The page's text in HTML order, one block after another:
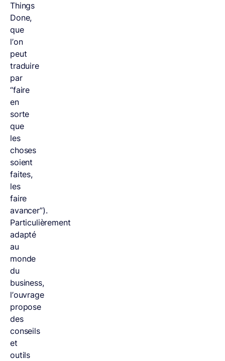
Things
Done,
que
l’on
peut
traduire
par
“faire
en
sorte
que
les
choses
soient
faites,
les
faire
avancer”).
Particulièrement
adapté
au
monde
du
business,
l’ouvrage
propose
des
conseils
et
outils